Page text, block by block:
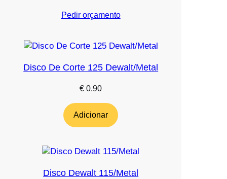
Pedir orçamento
Disco De Corte 125 Dewalt/Metal
€ 0.90
Adicionar
Disco Dewalt 115/Metal